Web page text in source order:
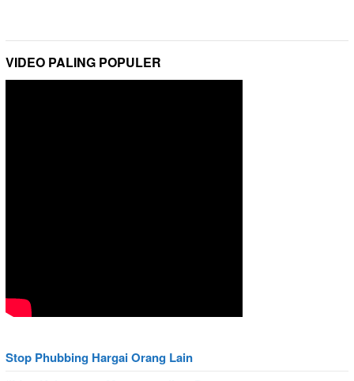
VIDEO PALING POPULER
Stop Phubbing Hargai Orang Lain